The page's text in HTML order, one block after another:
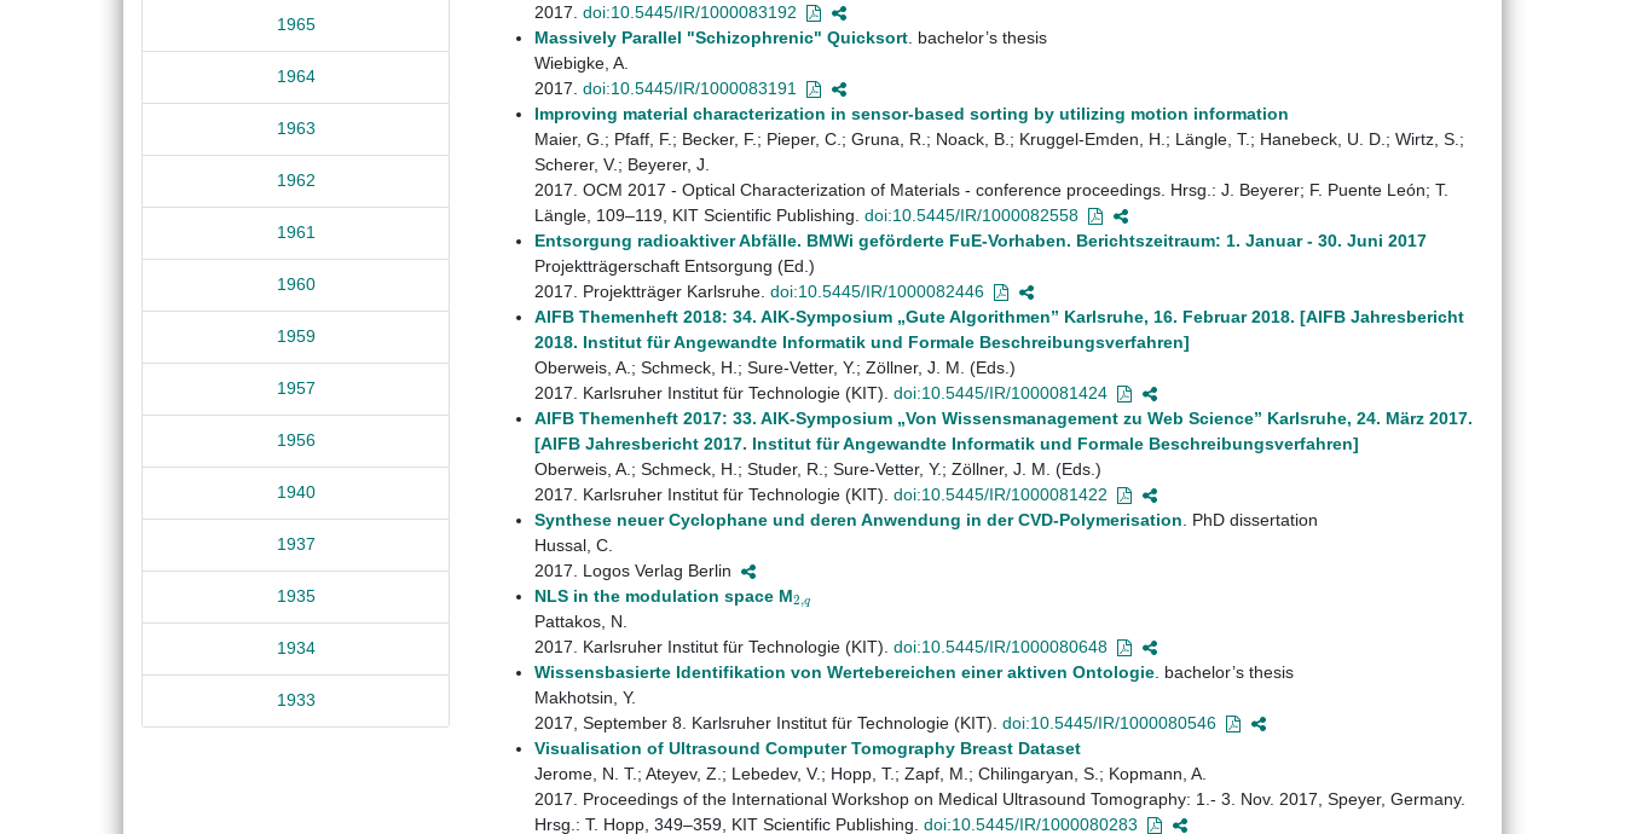
1965
1964
1963
1962
1961
1960
1959
1957
1956
1940
1937
1935
1934
1933
2017. doi:10.5445/IR/1000083192
Massively Parallel "Schizophrenic" Quicksort . bachelor’s thesis
Wiebigke, A.
2017. doi:10.5445/IR/1000083191
Improving material characterization in sensor-based sorting by utilizing motion information
Maier, G.; Pfaff, F.; Becker, F.; Pieper, C.; Gruna, R.; Noack, B.; Kruggel-Emden, H.; Längle, T.; Hanebeck, U. D.; Wirtz, S.;
Scherer, V.; Beyerer, J.
2017. OCM 2017 - Optical Characterization of Materials - conference proceedings. Hrsg.: J. Beyerer; F. Puente León; T.
Längle, 109–119, KIT Scientific Publishing. doi:10.5445/IR/1000082558
Entsorgung radioaktiver Abfälle. BMWi geförderte FuE-Vorhaben. Berichtszeitraum: 1. Januar - 30. Juni 2017
Projektträgerschaft Entsorgung (Ed.)
2017. Projektträger Karlsruhe. doi:10.5445/IR/1000082446
AIFB Themenheft 2018: 34. AIK-Symposium „Gute Algorithmen” Karlsruhe, 16. Februar 2018. [AIFB Jahresbericht
2018. Institut für Angewandte Informatik und Formale Beschreibungsverfahren]
Oberweis, A.; Schmeck, H.; Sure-Vetter, Y.; Zöllner, J. M. (Eds.)
2017. Karlsruher Institut für Technologie (KIT). doi:10.5445/IR/1000081424
AIFB Themenheft 2017: 33. AIK-Symposium „Von Wissensmanagement zu Web Science” Karlsruhe, 24. März 2017.
[AIFB Jahresbericht 2017. Institut für Angewandte Informatik und Formale Beschreibungsverfahren]
Oberweis, A.; Schmeck, H.; Studer, R.; Sure-Vetter, Y.; Zöllner, J. M. (Eds.)
2017. Karlsruher Institut für Technologie (KIT). doi:10.5445/IR/1000081422
Synthese neuer Cyclophane und deren Anwendung in der CVD-Polymerisation . PhD dissertation
Hussal, C.
2017. Logos Verlag Berlin
NLS in the modulation space M
Pattakos, N.
2017. Karlsruher Institut für Technologie (KIT). doi:10.5445/IR/1000080648
Wissensbasierte Identifikation von Wertebereichen einer aktiven Ontologie . bachelor’s thesis
Makhotsin, Y.
2017, September 8. Karlsruher Institut für Technologie (KIT). doi:10.5445/IR/1000080546
Visualisation of Ultrasound Computer Tomography Breast Dataset
Jerome, N. T.; Ateyev, Z.; Lebedev, V.; Hopp, T.; Zapf, M.; Chilingaryan, S.; Kopmann, A.
2017. Proceedings of the International Workshop on Medical Ultrasound Tomography: 1.- 3. Nov. 2017, Speyer, Germany.
Hrsg.: T. Hopp, 349–359, KIT Scientific Publishing. doi:10.5445/IR/1000080283